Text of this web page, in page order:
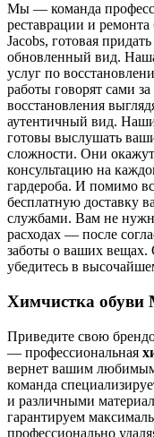
Мы — команда
реставрации и
Jacobs, готовая
обновленный вид.
услуг по
работы говорят сами
восстановления
аутентичный вид.
готовы выслушать
сложности. Они
консультацию на
гардероба. И помимо
бесплатную доставку
службами. Вам не
расходах — после
заботы о ваших вещах.
убедитесь в
Химчистка обуви
Приведите свою
— профессиональная
вернет вашим
команда
и различными
гарантируем
профессионально